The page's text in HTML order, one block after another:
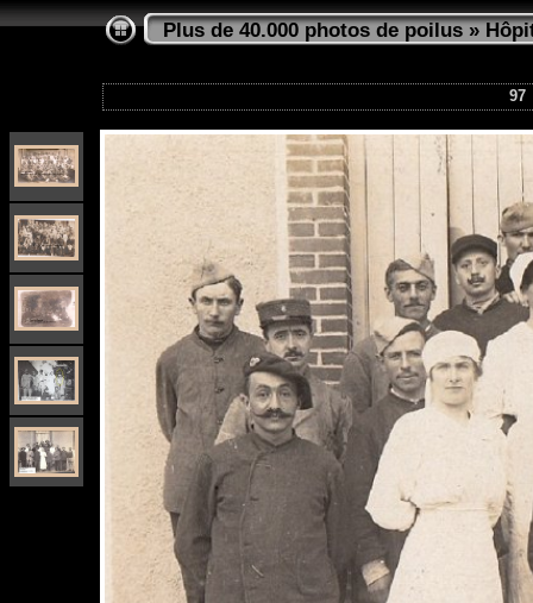
Plus de 40.000 photos de poilus»
97